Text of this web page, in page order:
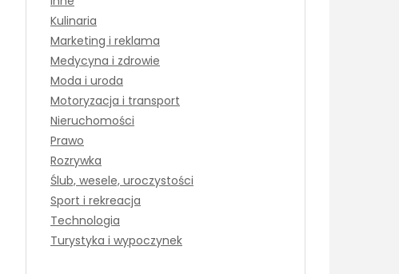
Kulinaria
Marketing i reklama
Medycyna i zdrowie
Moda i uroda
Motoryzacja i transport
Nieruchomości
Prawo
Rozrywka
Ślub, wesele, uroczystości
Sport i rekreacja
Technologia
Turystyka i wypoczynek